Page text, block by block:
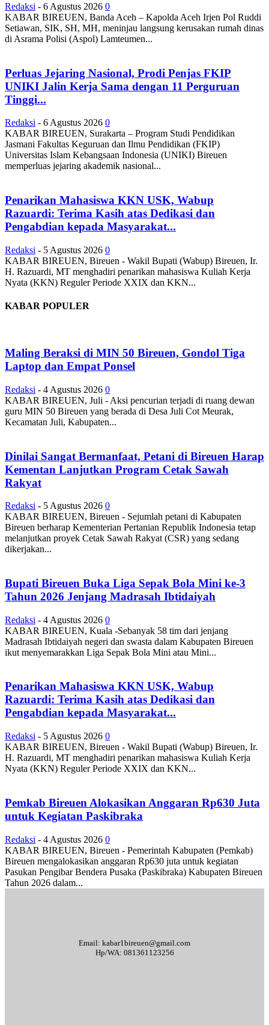
Redaksi - 6 Agustus 2026 0
KABAR BIREUEN, Banda Aceh – Kapolda Aceh Irjen Pol Ruddi
Setiawan, SIK, SH, MH, meninjau langsung kerusakan rumah dinas
di Asrama Polisi (Aspol) Lamteumen...
Perluas Jejaring Nasional, Prodi Penjas FKIP
UNIKI Jalin Kerja Sama dengan 11 Perguruan
Tinggi...
Redaksi - 6 Agustus 2026 0
KABAR BIREUEN, Surakarta – Program Studi Pendidikan
Jasmani Fakultas Keguruan dan Ilmu Pendidikan (FKIP)
Universitas Islam Kebangsaan Indonesia (UNIKI) Bireuen
memperluas jejaring akademik nasional...
Penarikan Mahasiswa KKN USK, Wabup
Razuardi: Terima Kasih atas Dedikasi dan
Pengabdian kepada Masyarakat...
Redaksi - 5 Agustus 2026 0
KABAR BIREUEN, Bireuen - Wakil Bupati (Wabup) Bireuen, Ir.
H. Razuardi, MT menghadiri penarikan mahasiswa Kuliah Kerja
Nyata (KKN) Reguler Periode XXIX dan KKN...
KABAR POPULER
Maling Beraksi di MIN 50 Bireuen, Gondol Tiga
Laptop dan Empat Ponsel
Redaksi - 4 Agustus 2026 0
KABAR BIREUEN, Juli - Aksi pencurian terjadi di ruang dewan
guru MIN 50 Bireuen yang berada di Desa Juli Cot Meurak,
Kecamatan Juli, Kabupaten...
Dinilai Sangat Bermanfaat, Petani di Bireuen Harap
Kementan Lanjutkan Program Cetak Sawah
Rakyat
Redaksi - 5 Agustus 2026 0
KABAR BIREUEN, Bireuen - Sejumlah petani di Kabupaten
Bireuen berharap Kementerian Pertanian Republik Indonesia tetap
melanjutkan proyek Cetak Sawah Rakyat (CSR) yang sedang
dikerjakan...
Bupati Bireuen Buka Liga Sepak Bola Mini ke-3
Tahun 2026 Jenjang Madrasah Ibtidaiyah
Redaksi - 4 Agustus 2026 0
KABAR BIREUEN, Kuala -Sebanyak 58 tim dari jenjang
Madrasah Ibtidaiyah negeri dan swasta dalam Kabupaten Bireuen
ikut menyemarakkan Liga Sepak Bola Mini atau Mini...
Penarikan Mahasiswa KKN USK, Wabup
Razuardi: Terima Kasih atas Dedikasi dan
Pengabdian kepada Masyarakat...
Redaksi - 5 Agustus 2026 0
KABAR BIREUEN, Bireuen - Wakil Bupati (Wabup) Bireuen, Ir.
H. Razuardi, MT menghadiri penarikan mahasiswa Kuliah Kerja
Nyata (KKN) Reguler Periode XXIX dan KKN...
Pemkab Bireuen Alokasikan Anggaran Rp630 Juta
untuk Kegiatan Paskibraka
Redaksi - 4 Agustus 2026 0
KABAR BIREUEN, Bireuen - Pemerintah Kabupaten (Pemkab)
Bireuen mengalokasikan anggaran Rp630 juta untuk kegiatan
Pasukan Pengibar Bendera Pusaka (Paskibraka) Kabupaten Bireuen
Tahun 2026 dalam...
Email: kabar1bireuen@gmail.com
Hp/WA: 081361123256